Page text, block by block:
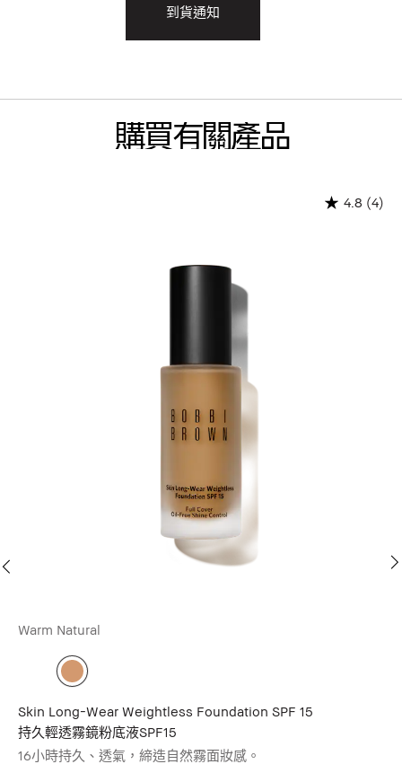
到貨通知
購買有關產品
Warm Natural
Skin Long-Wear Weightless Foundation SPF 15
持久輕透霧鏡粉底液SPF15
16小時持久、透氣，締造自然霧面妝感。
4.8 (4)